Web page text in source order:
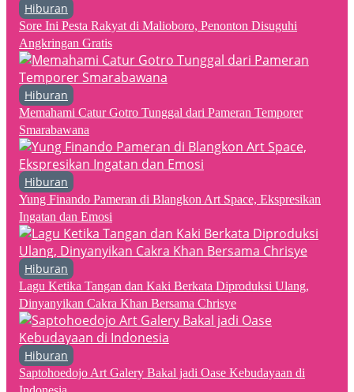
Hiburan
Sore Ini Pesta Rakyat di Malioboro, Penonton Disuguhi
Angkringan Gratis
Hiburan
Memahami Catur Gotro Tunggal dari Pameran Temporer
Smarabawana
Hiburan
Yung Finando Pameran di Blangkon Art Space, Ekspresikan
Ingatan dan Emosi
Hiburan
Lagu Ketika Tangan dan Kaki Berkata Diproduksi Ulang,
Dinyanyikan Cakra Khan Bersama Chrisye
Hiburan
Saptohoedojo Art Galery Bakal jadi Oase Kebudayaan di